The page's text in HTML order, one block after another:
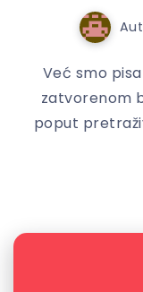
Već smo
zatvorenom
poput